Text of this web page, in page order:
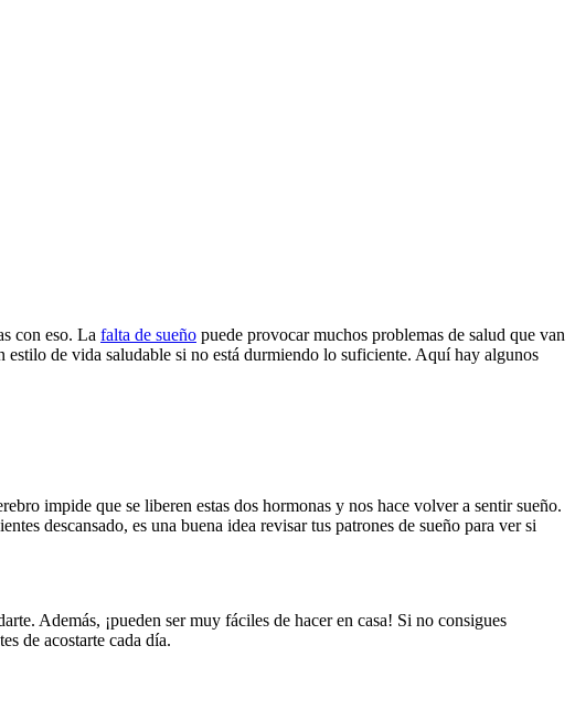
con eso. La falta de sueño puede provocar muchos problemas de salud que van
de vida saludable si no está durmiendo lo suficiente. Aquí hay algunos
impide que se liberen estas dos hormonas y nos hace volver a sentir sueño.
descansado, es una buena idea revisar tus patrones de sueño para ver si
Además, ¡pueden ser muy fáciles de hacer en casa! Si no consigues
de acostarte cada día.